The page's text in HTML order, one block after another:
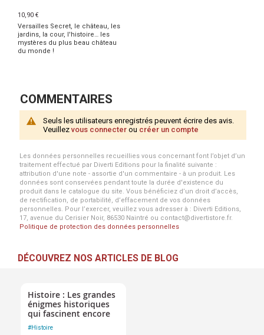
10,90 €
Versailles Secret, le château, les
jardins, la cour, l'histoire… les
mystères du plus beau château
du monde !
COMMENTAIRES
Seuls les utilisateurs enregistrés peuvent écrire des avis.
Veuillezvous connecter ou créer un compte
Les données personnelles recueillies vous concernant font l’objet d’un
traitement effectué par Diverti Editions pour la finalité suivante :
attribution d'une note - assortie d'un commentaire - à un produit. Les
données sont conservées pendant toute la durée d'existence du
produit dans le catalogue du site. Vous bénéficiez d’un droit d’accès,
de rectification, de portabilité, d’effacement de vos données
personnelles. Pour l’exercer, veuillez vous adresser à : Diverti Editions,
17, avenue du Cerisier Noir, 86530 Naintré ou contact@divertistore.fr.
Politique de protection des données personnelles
DÉCOUVREZ NOS ARTICLES DE BLOG
Histoire : Les grandes
énigmes historiques
qui fascinent encore
#Histoire